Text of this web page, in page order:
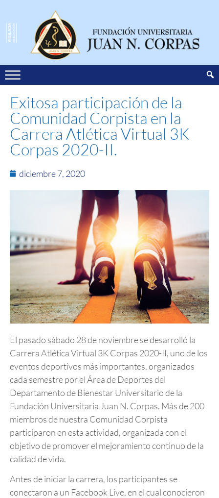
Exitosa participación de la
Comunidad Corpista en la
Carrera Atlética Virtual 3K
Corpas 2020-II.
diciembre 7, 2020
El pasado sábado 28 de noviembre se desarrolló la
Carrera Atlética Virtual 3K Corpas 2020-II, uno de los
eventos deportivos más importantes, organizados
cada semestre por el Área de Deportes del
Departamento de Bienestar Universitario de la
Fundación Universitaria Juan N. Corpas. Más de 200
miembros de nuestra Comunidad Corpista
participaron en esta actividad, organizada con el
objetivo de promover el mejoramiento continuo de la
calidad de vida.
Antes de iniciar la carrera, los participantes se
conectaron a un Facebook Live, en el cual conocieron